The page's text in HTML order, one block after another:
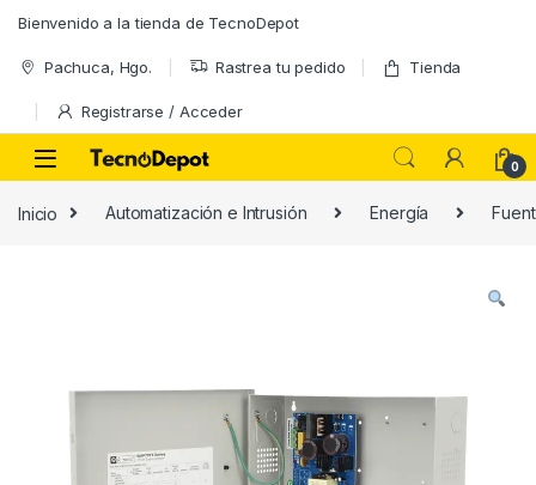
Bienvenido a la tienda de TecnoDepot
Pachuca, Hgo. Rastrea tu pedido Tienda
Registrarse / Acceder
0
Inicio Automatización e Intrusión Energía